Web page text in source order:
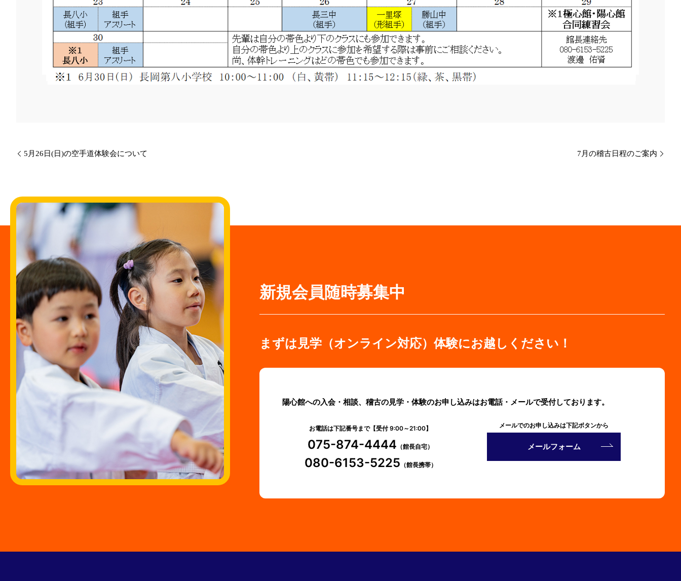
5月26日(日)の空手道体験会について 7月の稽古日程のご案内
新規会員随時募集中
まずは見学（オンライン対応）体験にお越しください！
陽心館への入会・相談、稽古の見学・体験のお申し込みはお電話・メールで受付しております。
お電話は下記番号まで【受付 9:00～21:00】
075-874-4444 （館長自宅）
080-6153-5225 （館長携帯）
メールでのお申し込みは下記ボタンから
メールフォーム